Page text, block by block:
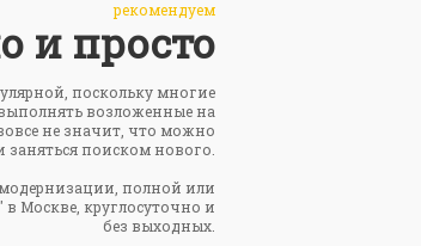
рекомендуем
и просто
поскольку многие
возложенные на
не значит, что можно
заняться поиском нового.
полной или
Москве, круглосуточно и
без выходных.